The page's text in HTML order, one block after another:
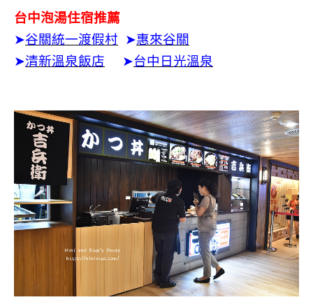
台中泡湯住宿推薦
➤谷關統一渡假村 ➤惠來谷關
➤清新溫泉飯店 ➤台中日光溫泉